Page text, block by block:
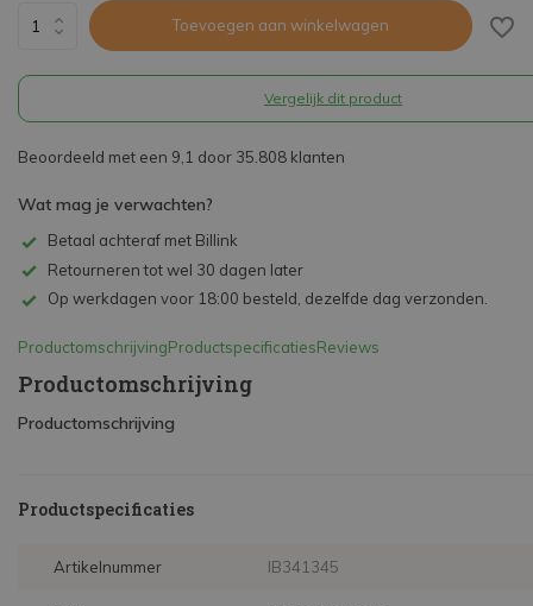
Toevoegen aan winkelwagen
Vergelijk dit product
Beoordeeld met een 9,1 door 35.808 klanten
Wat mag je verwachten?
Betaal achteraf met Billink
Retourneren tot wel 30 dagen later
Op werkdagen voor 18:00 besteld, dezelfde dag verzonden.
ProductomschrijvingProductspecificatiesReviews
Productomschrijving
Productomschrijving
Productspecificaties
Artikelnummer IB341345